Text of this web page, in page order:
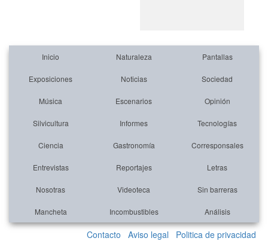
Inicio Naturaleza Pantallas
Exposiciones Noticias Sociedad
Música Escenarios Opinión
Silvicultura Informes Tecnologías
Ciencia Gastronomía Corresponsales
Entrevistas Reportajes Letras
Nosotras Videoteca Sin barreras
Mancheta Incombustibles Análisis
Contacto Aviso legal Politica de privacidad